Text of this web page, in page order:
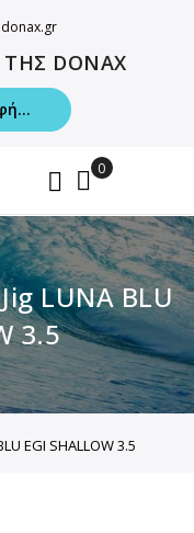
DONAX
LUNA BLU
3.5
EGI SHALLOW 3.5